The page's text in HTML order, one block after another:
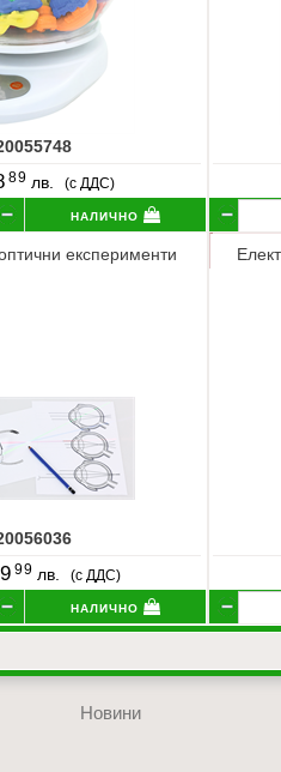
89 лв. (с ДДС)
налично
експерименти
99 лв. (с ДДС)
налично
Новини